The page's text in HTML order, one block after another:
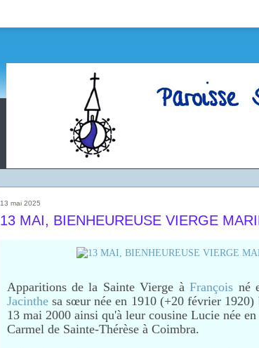
13 mai 2025
13 MAI, BIENHEUREUSE VIERGE
Apparitions de la Sainte Vierge àFrançois né
Jacinthesa sœur née en 1910 (+20 février 1920)
13 mai 2000 ainsi qu'à leur cousine Lucie née
Carmel de Sainte-Thérèse à Coimbra.